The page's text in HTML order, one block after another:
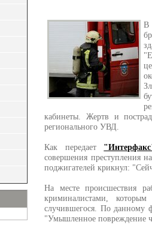
В
кабинеты. Жертв и
регионального УВД.
Как передает
совершения преступления
поджигателей крикнул:
На месте происшествия
криминалистами, которым
случившегося. По данному
"Умышленное повреждение